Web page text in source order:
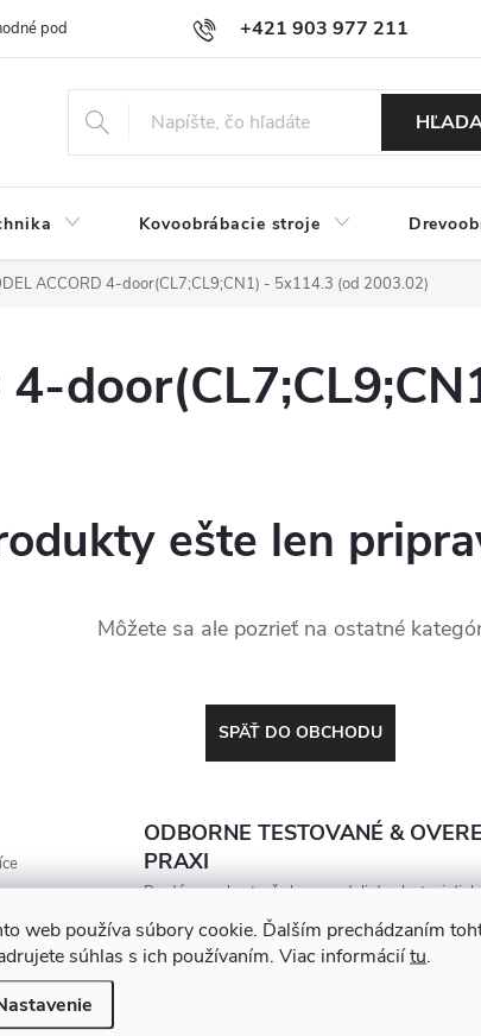
web používa súbory cookie. Ďalším prechádzaním
súhlas s ich používaním. Viac informáciítu.
+421 903 977 211
podmienky Podmienky ochrany osobných údajov
Kovoobrábacie stroje
ACCORD 4-door(CL7;CL9;CN1) - 5x114.3 (od 2003.02)
4-
ešte len
Môžete sa ale pozrieť na ostatné
SPÄŤ DO OBCHODU
ODBORNE TESTOVANÉ &
PRAXI
Predávame len to, čo by sme dali do vlastnej
Každý produkt porovnávame a vyberáme tak, aby
vydržal, zarábal a nesklamal